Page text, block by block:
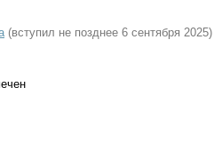
(вступил не позднее 6 сентября 2025)